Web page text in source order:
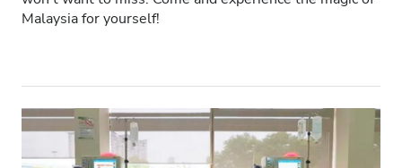
С гепатиті бар пациенттер
GHIC
Қызметтер
Malaysia for yourself!